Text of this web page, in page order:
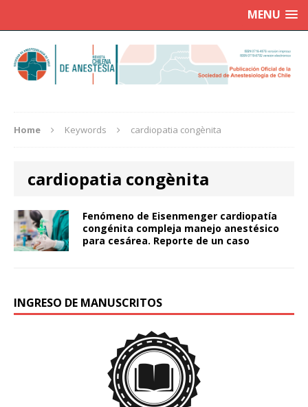
MENU
Home Keywords cardiopatia congènita
cardiopatia congènita
Fenómeno de Eisenmenger cardiopatía
congénita compleja manejo anestésico
para cesárea. Reporte de un caso
INGRESO DE MANUSCRITOS